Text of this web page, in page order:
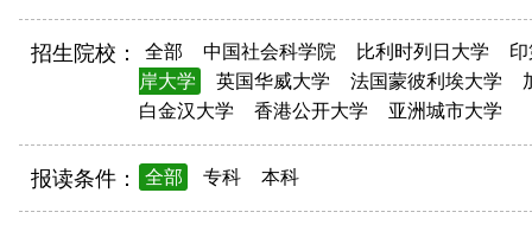
招生院校： 全部 中国社会科学院 比利时列日大学
岸大学
英国华威大学 法国蒙彼利埃大学
白金汉大学
香港公开大学 亚洲城市大学
报读条件： 全部 专科 本科